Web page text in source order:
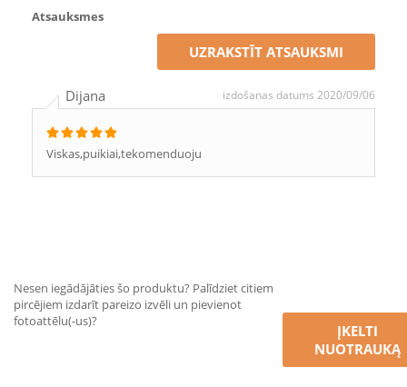
Atsauksmes
UZRAKSTĪT ATSAUKSMI
Dijana izdošanas datums 2020/09/06
Viskas,puikiai,tekomenduoju
Nesen iegādājāties šo produktu? Palīdziet citiem
pircējiem izdarīt pareizo izvēli un pievienot
fotoattēlu(-us)?
ĮKELTI
NUOTRAUKĄ